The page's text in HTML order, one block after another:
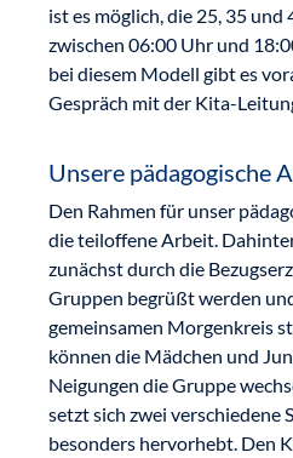
ist es möglich, die 25, 35
zwischen 06:00 Uhr und
bei diesem Modell gibt es
Gespräch mit der Kita-
Unsere pädagogische
Den Rahmen für unser
die teiloffene Arbeit.
zunächst durch die
Gruppen begrüßt werden
gemeinsamen Morgenkreis
können die Mädchen und
Neigungen die Gruppe
setzt sich zwei verschiedene
besonders hervorhebt. Den